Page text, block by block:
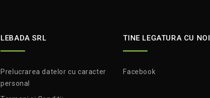
LEBADA SRL
Prelucrarea datelor cu caracter
personal
TINE LEGATURA CU NOI
Facebook